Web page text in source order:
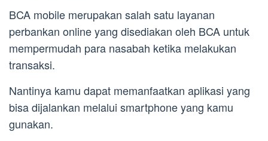
BCA mobile merupakan salah satu layanan
perbankan online yang disediakan oleh BCA untuk
mempermudah para nasabah ketika melakukan
transaksi.
Nantinya kamu dapat memanfaatkan aplikasi yang
bisa dijalankan melalui smartphone yang kamu
gunakan.